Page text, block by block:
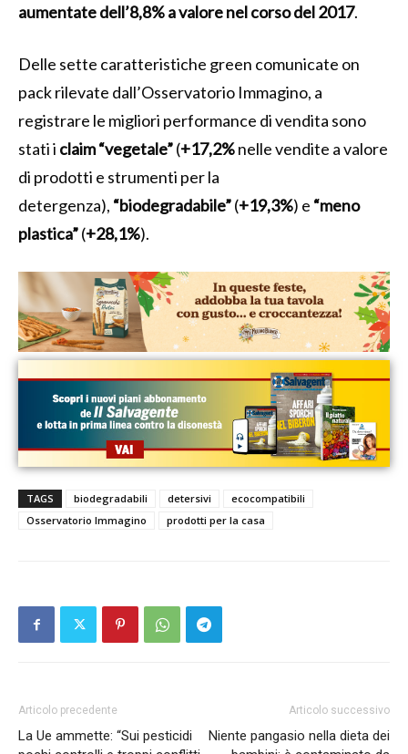
aumentate dell’8,8% a valore nel corso del 2017.
Delle sette caratteristiche green comunicate on
packrilevate dall’Osservatorio Immagino, a
registrare le migliori performance di vendita sono
stati i claim“vegetale”(+17,2%nelle vendite a valore
di prodotti e strumenti per la
detergenza), “biodegradabile”(+19,3%) e “meno
plastica”(+28,1%).
TAGS biodegradabili detersivi
ecocompatibili
Osservatorio Immagino
prodotti per la casa
Articolo precedente
La Ue ammette: “Sui pesticidi
Articolo successivo
Niente pangasio nella dieta dei